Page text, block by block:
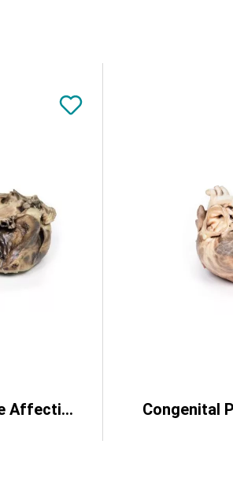
Hydatid Disease Affecting the Heart and Aorta